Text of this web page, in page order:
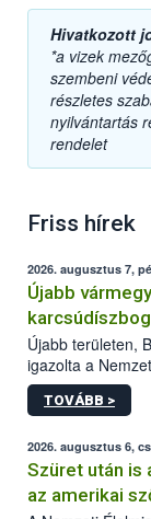
Hivatkozott
*a vizek
szembeni
részletes
nyilvántartás
rendelet
Friss hírek
2026. augusztus 7,
Újabb
Újabb területen,
igazolta a
kőrisrontó
kártevőt nem
az intenzív
hatósággal is
TOVÁBB >
2026. augusztus 6,
Szüret után is
az amerikai